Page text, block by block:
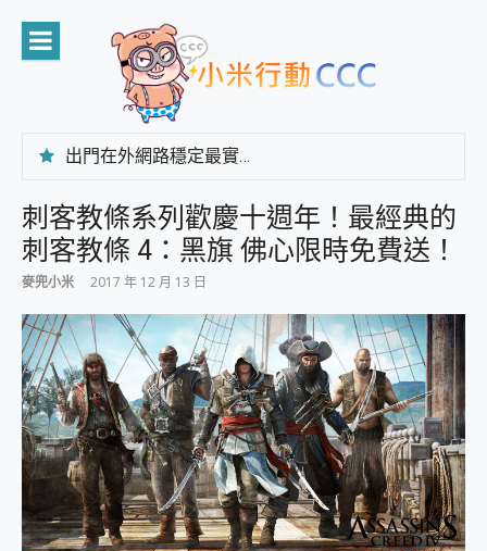
content
出門在外網路穩定最實在 「台灣大哥大」榮獲 4G/5G 在線率全球 NO.3 全台第一與全台六冠王實測心得，走到哪順到哪！
CP 值天花板~ Bongcom BS5 足球君開箱~ 短焦投影機 3千元就能擁有！ 折扣碼在這～
專為 PC上的 XBOX和掌機設計的 FireCuda X1070 SSD 固態硬碟開箱 評測
台灣製攝影機在這裡，100%全無線設計 SpotCam Solo Eco 太陽能防水雲端攝影機 SpotCam Solo 3 2.5K高畫質戶外攝影機 開箱 評測
防窺黑科技 Galaxy S26 Ultra系列保護貼怎麼選？imos AR 低反光玻璃、藍寶石鏡頭貼與軍規防摔殼完整開箱評價
AI 支付 一錶搞定大小事 Xiaomi Watch 5 開箱 評測
超驚艷 讓人一眼就愛上 LENOVO 聯想 Yoga Book 9 14吋 AI輕薄筆電 開箱 評測
美到讓人超想擁有 moto pad 60 系列 與 Moto | Swarovski razr 60 冰藍限定版本 開箱 評測
好用的 EaseUS Partition Master 讓您輕鬆的移除與格式化有防寫保護的隨身碟或SD卡
一鍵修復模糊影片、舊照的 AI 好幫手! VideoProc Converter AI 新版全解析 × 年末優惠，一篇全看懂
小朋友才做選擇 投影機 RGB藍牙音響 氛圍情境燈 我通通都要！ Starfish 2 幻彩膠囊投影機｜結合「 智慧投影 & 煥彩流動 」的沈浸式生活新體驗
外型超吸晴~ 給您絕佳操控體驗 GravaStar Mercury K1 系列 異星機械鍵盤與 Mercury X 系列 輕量無線電競滑鼠 開箱 評測
開箱~變身「蜘蛛人」椅子軍師！MSI MPG 491CQP QD-OLED 超寬曲面電競螢幕，多工辦公、爽度滿滿的終極桌面體驗
iPhone 17 系列 有認證的防護來囉！ imos 首家導入 UL MCV 行銷宣告驗證的手機配件品牌
刺客教條系列歡慶十週年！最經典的
刺客教條 4：黑旗 佛心限時免費送！
麥兜小米 2017 年 12 月 13 日